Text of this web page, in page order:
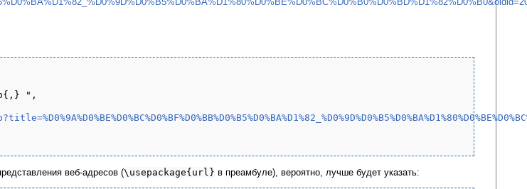
",
веб-адресов (\usepackage{url} в преамбуле), вероятно, лучше будет указать: